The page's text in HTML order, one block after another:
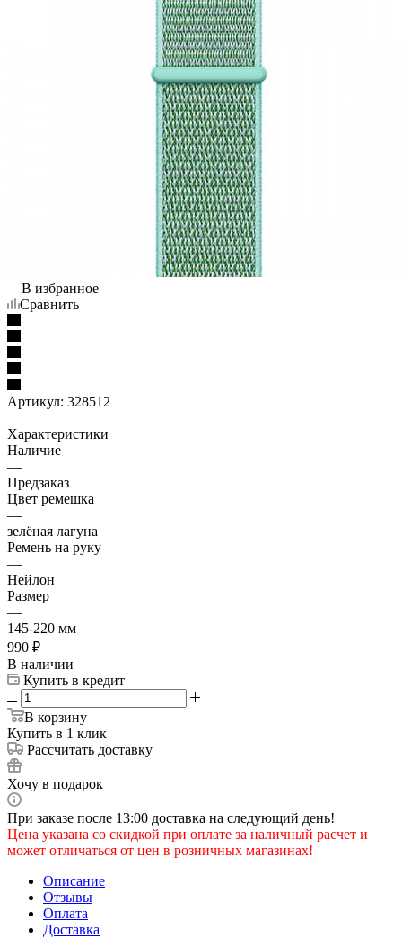
В избранное
Сравнить
Артикул: 328512
Характеристики
Наличие
—
Предзаказ
Цвет ремешка
—
зелёная лагуна
Ремень на руку
—
Нейлон
Размер
—
145-220 мм
990 ₽
В наличии
Купить в кредит
В корзину
Купить в 1 клик
Рассчитать доставку
Хочу в подарок
При заказе после 13:00 доставка на следующий день!
Цена указана со скидкой при оплате за наличный расчет и
может отличаться от цен в розничных магазинах!
Описание
Отзывы
Оплата
Доставка